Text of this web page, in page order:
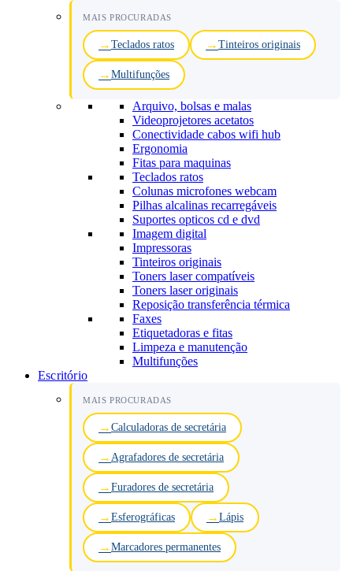
MAIS PROCURADAS
Teclados ratos Tinteiros originais
Multifunções
Arquivo, bolsas e malas
Videoprojetores acetatos
Conectividade cabos wifi hub
Ergonomia
Fitas para maquinas
Teclados ratos
Colunas microfones webcam
Pilhas alcalinas recarregáveis
Suportes opticos cd e dvd
Imagem digital
Impressoras
Tinteiros originais
Toners laser compatíveis
Toners laser originais
Reposição transferência térmica
Faxes
Etiquetadoras e fitas
Limpeza e manutenção
Multifunções
Escritório
MAIS PROCURADAS
Calculadoras de secretária
Agrafadores de secretária
Furadores de secretária
Esferográficas Lápis
Marcadores permanentes